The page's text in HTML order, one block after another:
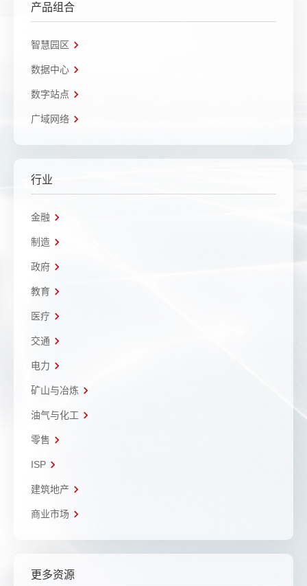
产品组合
智慧园区
数据中心
数字站点
广域网络
行业
金融
制造
政府
教育
医疗
交通
电力
矿山与冶炼
油气与化工
零售
ISP
建筑地产
商业市场
更多资源